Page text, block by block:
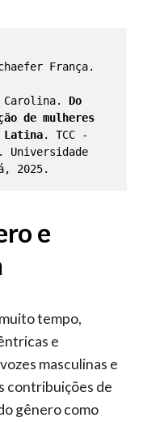
França.
Carolina. Do
de mulheres
Latina. TCC -
Universidade
e
tempo,
e
masculinas e
contribuições de
gênero como